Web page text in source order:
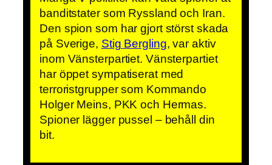
banditstater som Ryssland och Iran.
Den spion som har gjort störst skada
på Sverige, Stig Bergling, var aktiv
inom Vänsterpartiet. Vänsterpartiet
har öppet sympatiserat med
terroristgrupper som Kommando
Holger Meins, PKK och Hermas.
Spioner lägger pussel – behåll din
bit.